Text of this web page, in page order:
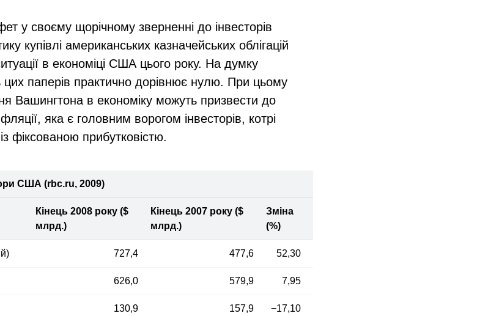
у своєму щорічному зверненні до інвесторів
купівлі американських казначейських облігацій
в економіці США цього року. На думку
цих паперів практично дорівнює нулю. При цьому
Вашингтона в економіку можуть призвести до
яка є головним ворогом інвесторів, котрі
фіксованою прибутковістю.
США (rbc.ru, 2009)
Кінець 2008 року ($
млрд.)
Кінець 2007 року ($
млрд.)
Зміна
(%)
727,4 477,6 52,30
626,0 579,9 7,95
130,9 157,9 −17,10